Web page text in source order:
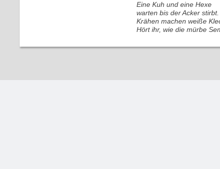
Eine Kuh und eine Hexe
warten bis der Acker stirbt.
Krähen machen weiße
Hört ihr, wie die mürbe